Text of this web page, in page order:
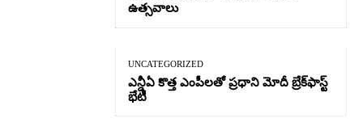
ఉత్సవాలు
UNCATEGORIZED
ఎన్డీఏ కొత్త ఎంపీలతో ప్రధాని మోదీ బ్రేక్‌ఫాస్ట్
భేటీ